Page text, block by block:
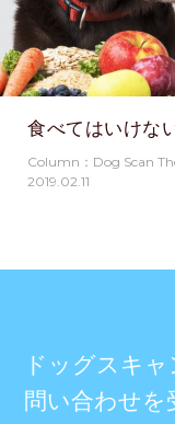
食べてはいけな
Column：Dog Scan
2019.02.11
ドッグスキ
問い合わせを